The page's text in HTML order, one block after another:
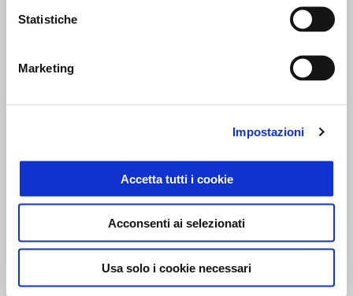
Statistiche
Marketing
Impostazioni
Accetta tutti i cookie
Acconsenti ai selezionati
Usa solo i cookie necessari